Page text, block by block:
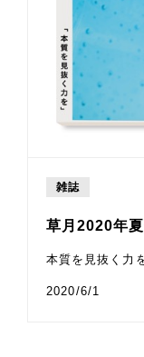
雑誌
草月2020年
本質を見抜く力
2020/6/1